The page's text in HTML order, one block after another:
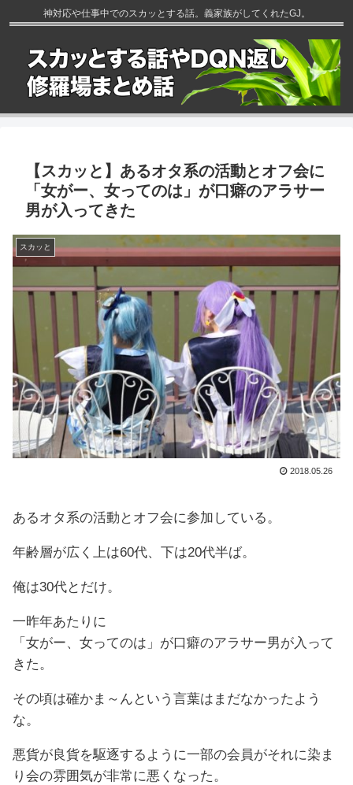
神対応や仕事中でのスカッとする話。義家族がしてくれたGJ。
【スカッと】あるオタ系の活動とオフ会に
「女がー、女ってのは」が口癖のアラサー
男が入ってきた
スカッと
2018.05.26
あるオタ系の活動とオフ会に参加している。
年齢層が広く上は60代、下は20代半ば。
俺は30代とだけ。
一昨年あたりに
「女がー、女ってのは」が口癖のアラサー男が入って
きた。
その頃は確かま～んという言葉はまだなかったよう
な。
悪貨が良貨を駆逐するように一部の会員がそれに染ま
り会の雰囲気が非常に悪くなった。